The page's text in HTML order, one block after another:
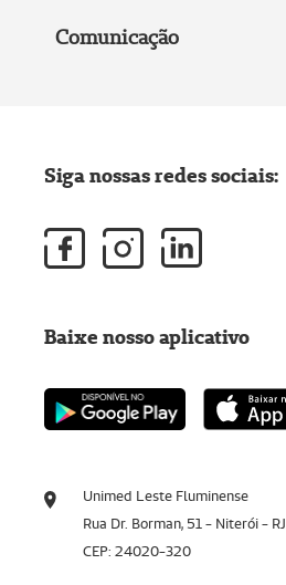
Comunicação
Unimed Leste Fluminense
Rua Dr. Borman, 51 - Niterói - RJ
CEP: 24020-320
Siga nossas redes sociais:
Baixe nosso aplicativo